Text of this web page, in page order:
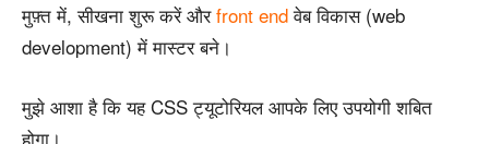
मुफ़्त में, सीखना शुरू करें औरfront endवेब विकास (web
development) में मास्टर बने।
मुझे आशा है कि यह CSS ट्यूटोरियल आपके लिए उपयोगी शबित
होगा।